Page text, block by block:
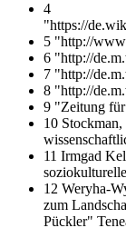
4
"https://
5 "http://
6 "http://
7 "http://
8 "http://
9 "Zeitung für
10
11 Irmgad
12 Weryha-
zum
Pückler"